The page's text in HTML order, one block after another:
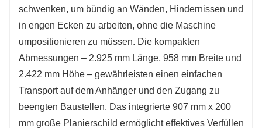
schwenken, um bündig an Wänden, Hindernissen und
in engen Ecken zu arbeiten, ohne die Maschine
umpositionieren zu müssen. Die kompakten
Abmessungen – 2.925 mm Länge, 958 mm Breite und
2.422 mm Höhe – gewährleisten einen einfachen
Transport auf dem Anhänger und den Zugang zu
beengten Baustellen. Das integrierte 907 mm x 200
mm große Planierschild ermöglicht effektives Verfüllen